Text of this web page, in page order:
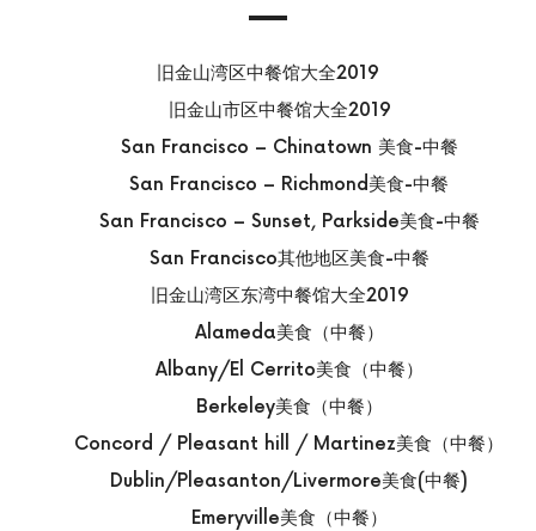
旧金山湾区中餐馆大全2019
旧金山市区中餐馆大全2019
San Francisco – Chinatown 美食-中餐
San Francisco – Richmond美食-中餐
San Francisco – Sunset, Parkside美食-中餐
San Francisco其他地区美食-中餐
旧金山湾区东湾中餐馆大全2019
Alameda美食（中餐）
Albany/El Cerrito美食（中餐）
Berkeley美食（中餐）
Concord / Pleasant hill / Martinez美食（中餐）
Dublin/Pleasanton/Livermore美食(中餐)
Emeryville美食（中餐）